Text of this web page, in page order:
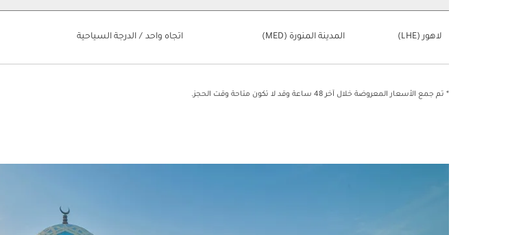
لاهور (LHE) المدينة المنورة (MED) اتجاه واحد / الدرجة السياحية
* تم جمع الأسعار المعروضة خلال آخر 48 ساعة وقد لا تكون متاحة وقت الحجز.